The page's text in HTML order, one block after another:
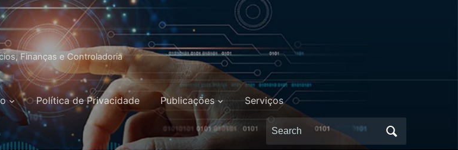
Finanças e Controladoria
Política de Privacidade Publicações Serviços
Search
for: